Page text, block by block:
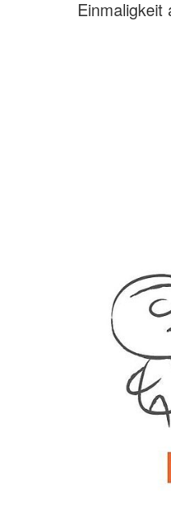
Einmaligkeit